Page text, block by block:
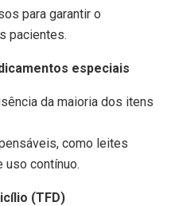
para garantir o
pacientes.
especiais
da maioria dos itens
como leites
contínuo.
(TFD)